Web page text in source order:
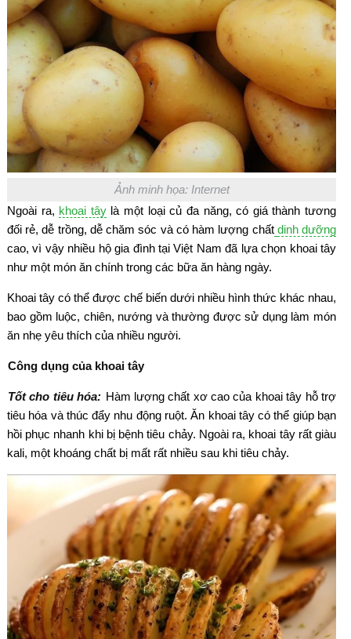
Ảnh minh họa: Internet
Ngoài ra, khoai tâylà một loại củ đa năng, có giá thành tương
đối rẻ, dễ trồng, dễ chăm sóc và có hàm lượng chất dinh dưỡng
cao, vì vậy nhiều hộ gia đình tại Việt Nam đã lựa chọn khoai tây
như một món ăn chính trong các bữa ăn hàng ngày.
Khoai tây có thể được chế biến dưới nhiều hình thức khác nhau,
bao gồm luộc, chiên, nướng và thường được sử dụng làm món
ăn nhẹ yêu thích của nhiều người.
Công dụng của khoai tây
Tốt cho tiêu hóa: Hàm lượng chất xơ cao của khoai tây hỗ trợ
tiêu hóa và thúc đẩy nhu động ruột. Ăn khoai tây có thể giúp bạn
hồi phục nhanh khi bị bệnh tiêu chảy. Ngoài ra, khoai tây rất giàu
kali, một khoáng chất bị mất rất nhiều sau khi tiêu chảy.